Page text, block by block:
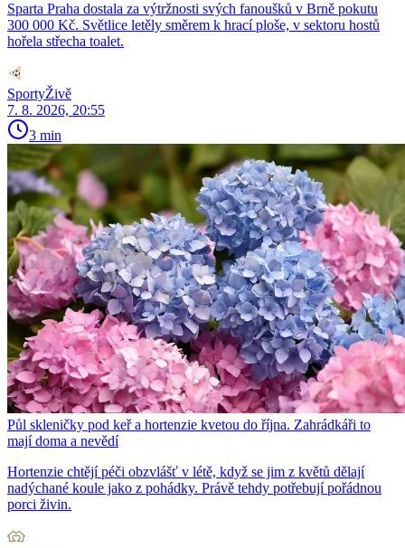
Sparta Praha dostala za výtržnosti svých fanoušků v Brně pokutu
300 000 Kč. Světlice letěly směrem k hrací ploše, v sektoru hostů
hořela střecha toalet.
SportyŽivě
7. 8. 2026, 20:55
3 min
Půl skleničky pod keř a hortenzie kvetou do října. Zahrádkáři to
mají doma a nevědí
Hortenzie chtějí péči obzvlášť v létě, když se jim z květů dělají
nadýchané koule jako z pohádky. Právě tehdy potřebují pořádnou
porci živin.